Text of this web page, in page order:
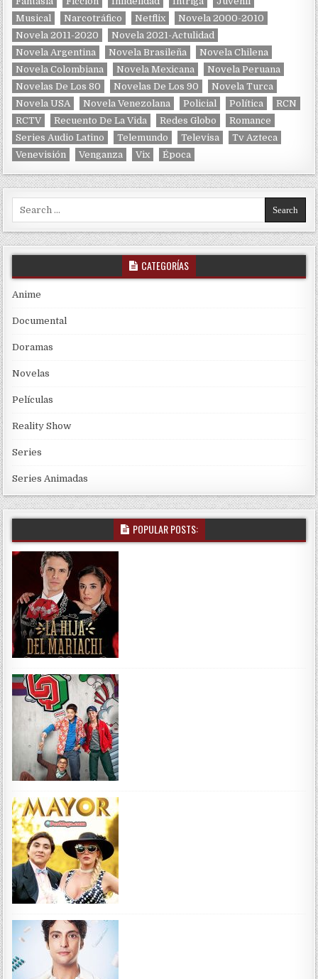
Musical
Narcotráfico Netflix
Novela 2000-2010
Novela 2011-2020
Novela 2021-Actulidad
Novela Argentina
Novela Brasileña
Novela Chilena
Novela Colombiana
Novela Mexicana
Novela Peruana
Novelas De Los 80
Novelas De Los 90
Novela Turca
Novela USA
Novela Venezolana Policial Política
RCN
RCTV
Recuento De La Vida Redes Globo
Romance
Series Audio Latino
Telemundo Televisa
Tv Azteca
Venevisión
Venganza Vix Época
Search for:
CATEGORÍAS
Anime
Documental
Doramas
Novelas
Películas
Reality Show
Series
Series Animadas
POPULAR POSTS: